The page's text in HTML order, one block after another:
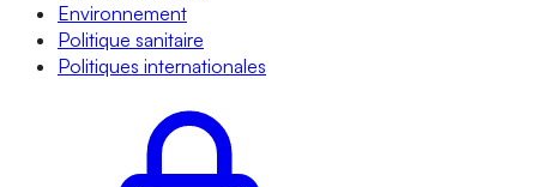
Environnement
Politique sanitaire
Politiques internationales